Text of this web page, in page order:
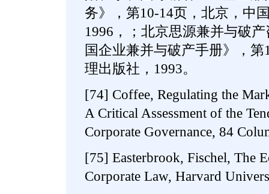
务》，第10-14页，北京，中
1996，；北京思源兼并与破
国企业兼并与破产手册》，
理出版社，1993。
[74] Coffee, Regulating the
A Critical Assessment of the
Corporate Governance, 84
[75] Easterbrook, Fischel, The
Corporate Law, Harvard